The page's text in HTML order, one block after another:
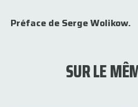
Préface de Serge Wolikow.
SUR LE